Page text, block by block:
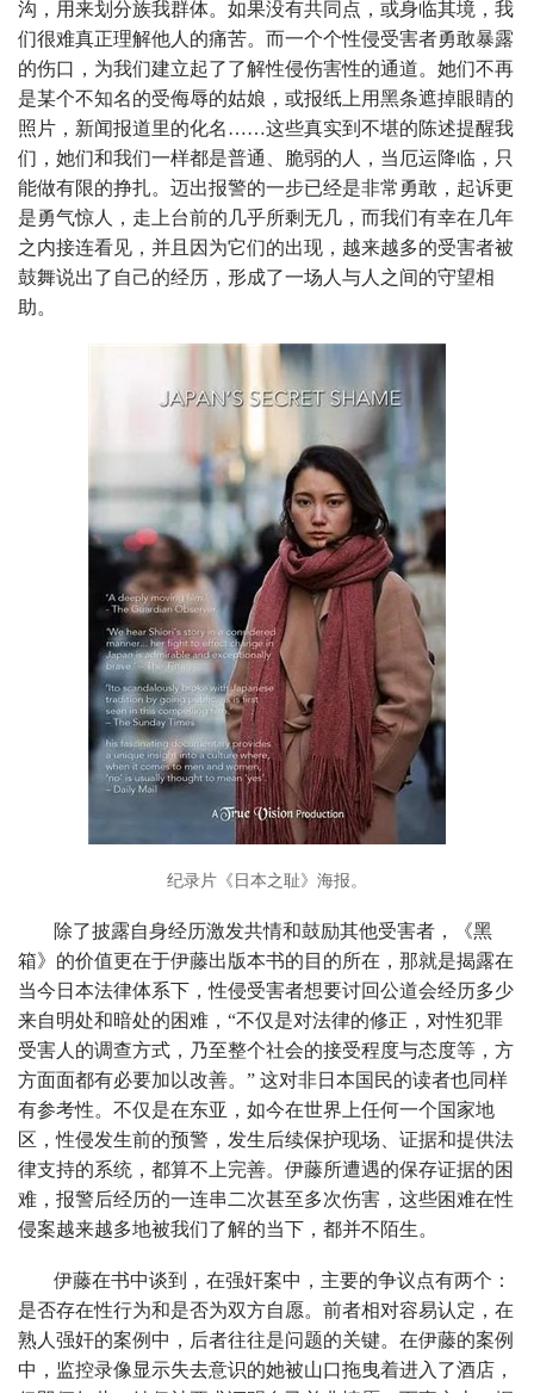
沟，用来划分族我群体。如果没有共同点，或身临其境，我
们很难真正理解他人的痛苦。而一个个性侵受害者勇敢暴露
的伤口，为我们建立起了了解性侵伤害性的通道。她们不再
是某个不知名的受侮辱的姑娘，或报纸上用黑条遮掉眼睛的
照片，新闻报道里的化名……这些真实到不堪的陈述提醒我
们，她们和我们一样都是普通、脆弱的人，当厄运降临，只
能做有限的挣扎。迈出报警的一步已经是非常勇敢，起诉更
是勇气惊人，走上台前的几乎所剩无几，而我们有幸在几年
之内接连看见，并且因为它们的出现，越来越多的受害者被
鼓舞说出了自己的经历，形成了一场人与人之间的守望相
助。
纪录片《日本之耻》海报。
除了披露自身经历激发共情和鼓励其他受害者，《黑
箱》的价值更在于伊藤出版本书的目的所在，那就是揭露在
当今日本法律体系下，性侵受害者想要讨回公道会经历多少
来自明处和暗处的困难，“不仅是对法律的修正，对性犯罪
受害人的调查方式，乃至整个社会的接受程度与态度等，方
方面面都有必要加以改善。” 这对非日本国民的读者也同样
有参考性。不仅是在东亚，如今在世界上任何一个国家地
区，性侵发生前的预警，发生后续保护现场、证据和提供法
律支持的系统，都算不上完善。伊藤所遭遇的保存证据的困
难，报警后经历的一连串二次甚至多次伤害，这些困难在性
侵案越来越多地被我们了解的当下，都并不陌生。
伊藤在书中谈到，在强奸案中，主要的争议点有两个：
是否存在性行为和是否为双方自愿。前者相对容易认定，在
熟人强奸的案例中，后者往往是问题的关键。在伊藤的案例
中，监控录像显示失去意识的她被山口拖曳着进入了酒店，